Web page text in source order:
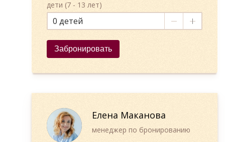
дети (7 - 13 лет)
0
Забронировать
Елена Маканова
менеджер по бронированию